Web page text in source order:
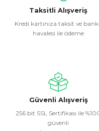
Görüş ve önerileriniz için
Ürün resmi kalitesiz,
Ürün fiyatı diğer
Bu ürüne benzer farklı
Taksitli Alışveriş
Kredi kartınıza taksit ve
havalesi ile ödeme
Güvenli Alışveriş
256 bit SSL Sertifikası ile
güvenli